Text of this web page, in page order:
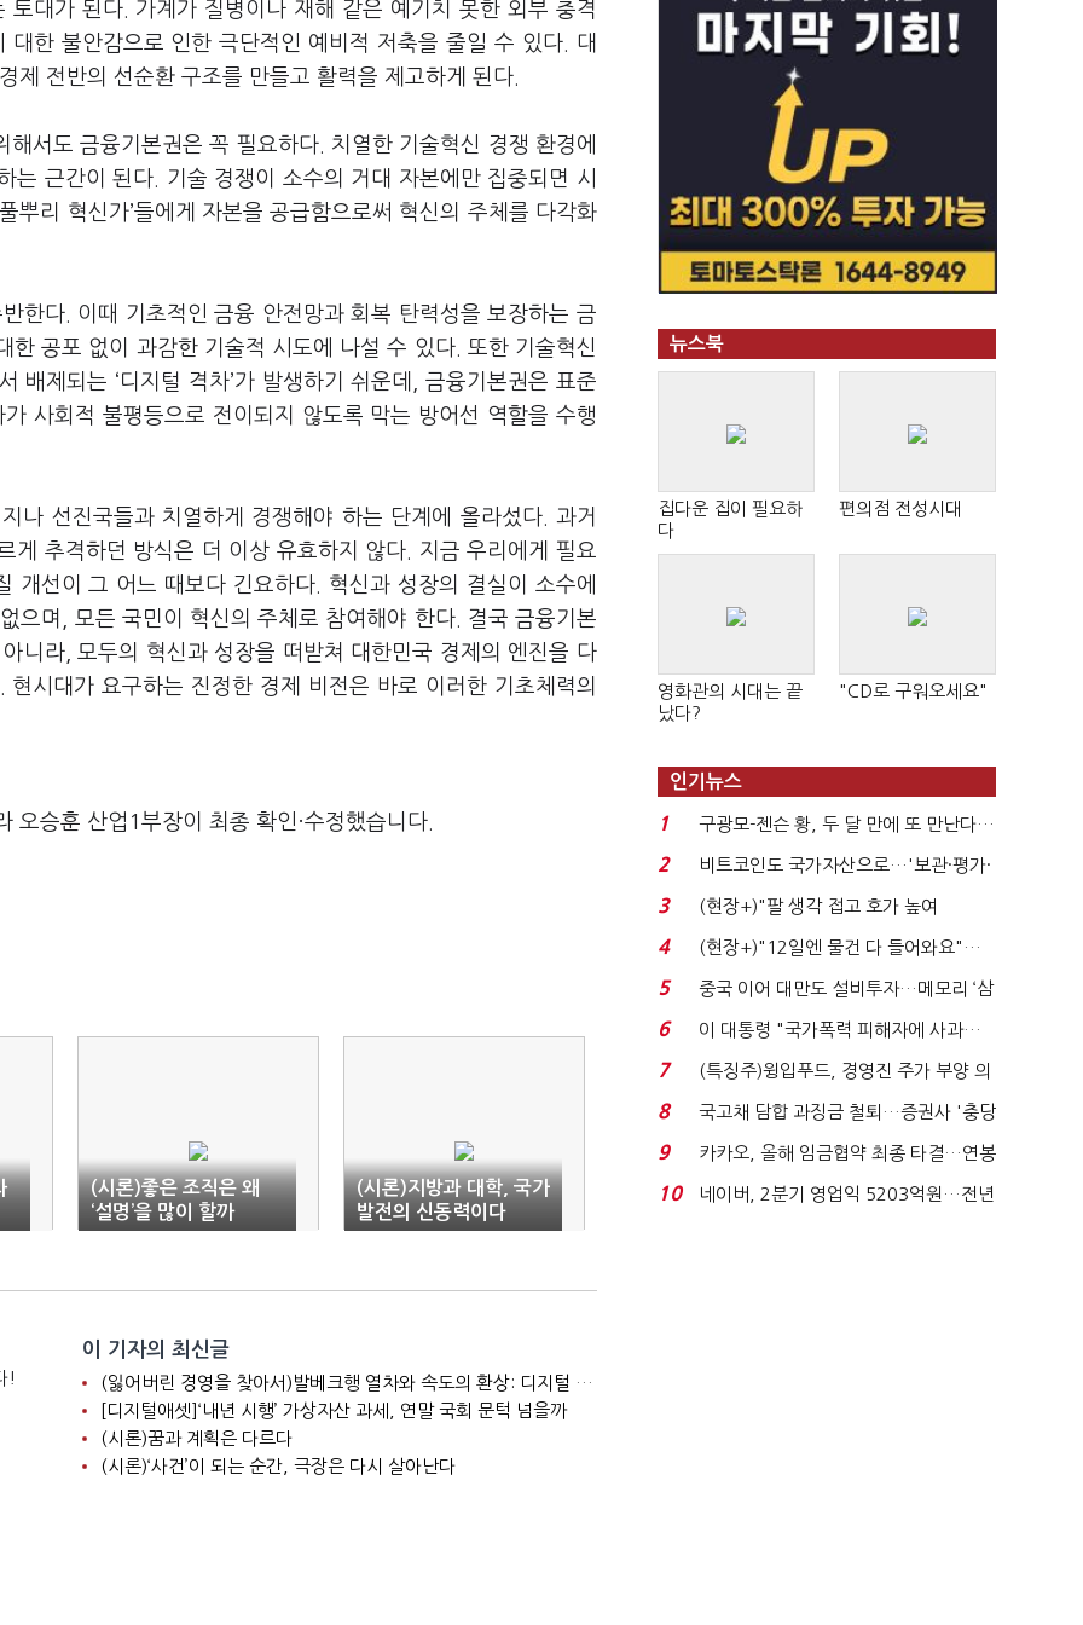
대가 된다. 가계가 질병이나 재해 같은 예기치 못한 외부 충격
한 불안감으로 인한 극단적인 예비적 저축을 줄일 수 있다. 대
제 전반의 선순환 구조를 만들고 활력을 제고하게 된다.
해서도 금융기본권은 꼭 필요하다. 치열한 기술혁신 경쟁 환경에
근간이 된다. 기술 경쟁이 소수의 거대 자본에만 집중되면 시
뿌리 혁신가’들에게 자본을 공급함으로써 혁신의 주체를 다각화
한다. 이때 기초적인 금융 안전망과 회복 탄력성을 보장하는 금
공포 없이 과감한 기술적 시도에 나설 수 있다. 또한 기술혁신
배제되는 ‘디지털 격차’가 발생하기 쉬운데, 금융기본권은 표준
사회적 불평등으로 전이되지 않도록 막는 방어선 역할을 수행
나 선진국들과 치열하게 경쟁해야 하는 단계에 올라섰다. 과거
게 추격하던 방식은 더 이상 유효하지 않다. 지금 우리에게 필요
개선이 그 어느 때보다 긴요하다. 혁신과 성장의 결실이 소수에
으며, 모든 국민이 혁신의 주체로 참여해야 한다. 결국 금융기본
니라, 모두의 혁신과 성장을 떠받쳐 대한민국 경제의 엔진을 다
시대가 요구하는 진정한 경제 비전은 바로 이러한 기초체력의
오승훈 산업1부장이 최종 확인·수정했습니다.
(시론)좋은 조직은 왜
‘설명’을 많이 할까
(시론)지방과 대학, 국가
발전의 신동력이다
!
이 기자의 최신글
(잃어버린 경영을 찾아서)발베크행 열차와 속도의 환상: 디지털 전환과 물류 혁신의 포용적 노동 전략
[디지털애셋]‘내년 시행’ 가상자산 과세, 연말 국회 문턱 넘을까
(시론)꿈과 계획은 다르다
(시론)‘사건’이 되는 순간, 극장은 다시 살아난다
뉴스북
집다운 집이 필요하
다
편의점 전성시대
영화관의 시대는 끝
났다?
"CD로 구워오세요"
인기뉴스
1
구광모-젠슨 황, 두 달 만에 또 만난다…
로봇·AI 등 논...
2
비트코인도 국가자산으로…'보관·평가·
처분' 기준은 ...
3
(현장+)"팔 생각 접고 호가 높여
요"…'덜 똘똘한 한 채' 20...
4
(현장+)"12일엔 물건 다 들어와요"…
빈 매대 채우며 문 연 ...
5
중국 이어 대만도 설비투자…메모리 ‘삼
국전쟁’
6
이 대통령 "국가폭력 피해자에 사과…
적극적 조사로 진...
7
(특징주)윙입푸드, 경영진 주가 부양 의
지에 상한가...
8
국고채 담합 과징금 철퇴…증권사 '충당
금 폭탄' 우려...
9
카카오, 올해 임금협약 최종 타결…연봉
6.3% 인상·격려...
10
네이버, 2분기 영업익 5203억원…전년